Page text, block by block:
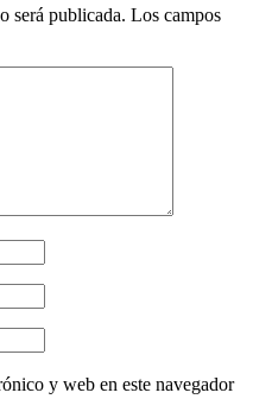
será publicada. Los campos
y web en este navegador